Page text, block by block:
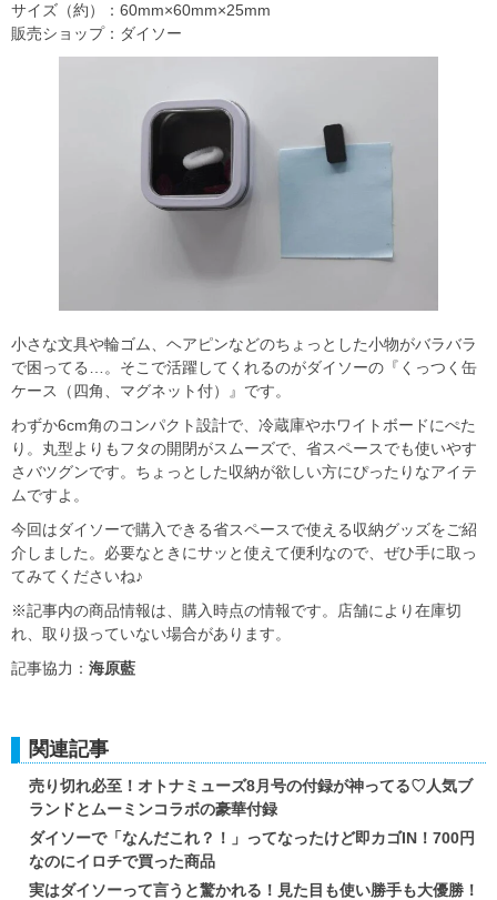
サイズ（約）：60mm×60mm×25mm
販売ショップ：ダイソー
小さな文具や輪ゴム、ヘアピンなどのちょっとした小物がバラバラ
で困ってる…。そこで活躍してくれるのがダイソーの『くっつく缶
ケース（四角、マグネット付）』です。
わずか6cm角のコンパクト設計で、冷蔵庫やホワイトボードにぺた
り。丸型よりもフタの開閉がスムーズで、省スペースでも使いやす
さバツグンです。ちょっとした収納が欲しい方にぴったりなアイテ
ムですよ。
今回はダイソーで購入できる省スペースで使える収納グッズをご紹
介しました。必要なときにサッと使えて便利なので、ぜひ手に取っ
てみてくださいね♪
※記事内の商品情報は、購入時点の情報です。店舗により在庫切
れ、取り扱っていない場合があります。
記事協力： 海原藍
関連記事
売り切れ必至！オトナミューズ8月号の付録が神ってる♡人気ブ
ランドとムーミンコラボの豪華付録
ダイソーで「なんだこれ？！」ってなったけど即カゴIN！700円
なのにイロチで買った商品
実はダイソーって言うと驚かれる！見た目も使い勝手も大優勝！